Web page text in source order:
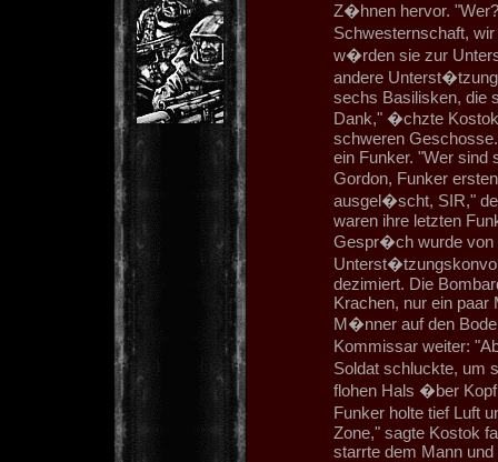
Z�hnen hervor.
Schwesternschaft,
w�rden sie zur
andere
sechs Basilisken, die
Dank," �chzte
schweren
ein Funker. "Wer sind
Gordon, Funker
ausgel�scht, SIR,"
waren ihre letzten
Gespr�ch wurde von
dezimiert. Die
Krachen, nur ein paar
M�nner auf den
Kommissar weiter:
Soldat schluckte, um
flohen Hals �ber
Funker holte tief Luft
Zone," sagte Kostok
starrte dem Mann